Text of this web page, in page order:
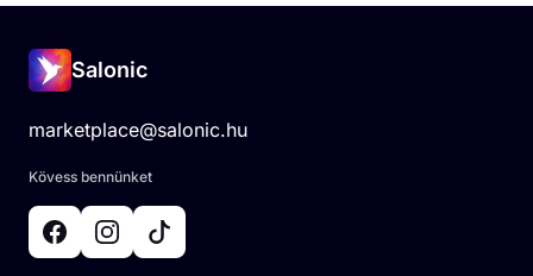
Salonic
marketplace@salonic.hu
Kövess bennünket